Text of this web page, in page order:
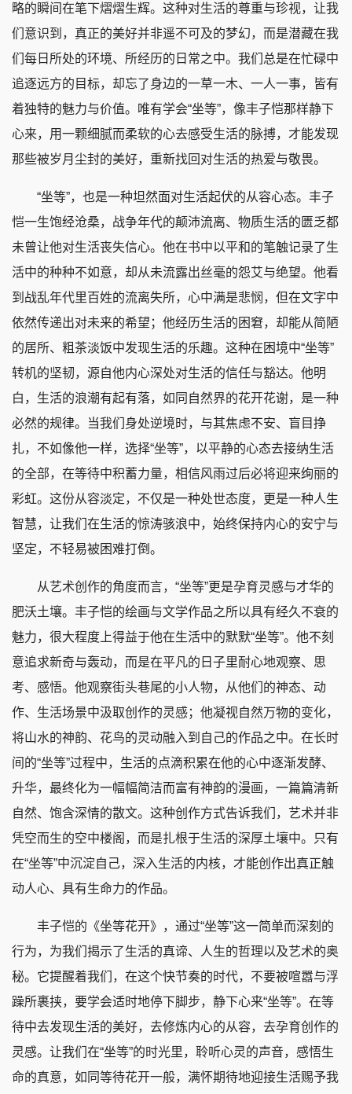
略的瞬间在笔下熠熠生辉。这种对生活的尊重与珍视，让我
们意识到，真正的美好并非遥不可及的梦幻，而是潜藏在我
们每日所处的环境、所经历的日常之中。我们总是在忙碌中
追逐远方的目标，却忘了身边的一草一木、一人一事，皆有
着独特的魅力与价值。唯有学会“坐等”，像丰子恺那样静下
心来，用一颗细腻而柔软的心去感受生活的脉搏，才能发现
那些被岁月尘封的美好，重新找回对生活的热爱与敬畏。
“坐等”，也是一种坦然面对生活起伏的从容心态。丰子
恺一生饱经沧桑，战争年代的颠沛流离、物质生活的匮乏都
未曾让他对生活丧失信心。他在书中以平和的笔触记录了生
活中的种种不如意，却从未流露出丝毫的怨艾与绝望。他看
到战乱年代里百姓的流离失所，心中满是悲悯，但在文字中
依然传递出对未来的希望；他经历生活的困窘，却能从简陋
的居所、粗茶淡饭中发现生活的乐趣。这种在困境中“坐等”
转机的坚韧，源自他内心深处对生活的信任与豁达。他明
白，生活的浪潮有起有落，如同自然界的花开花谢，是一种
必然的规律。当我们身处逆境时，与其焦虑不安、盲目挣
扎，不如像他一样，选择“坐等”，以平静的心态去接纳生活
的全部，在等待中积蓄力量，相信风雨过后必将迎来绚丽的
彩虹。这份从容淡定，不仅是一种处世态度，更是一种人生
智慧，让我们在生活的惊涛骇浪中，始终保持内心的安宁与
坚定，不轻易被困难打倒。
从艺术创作的角度而言，“坐等”更是孕育灵感与才华的
肥沃土壤。丰子恺的绘画与文学作品之所以具有经久不衰的
魅力，很大程度上得益于他在生活中的默默“坐等”。他不刻
意追求新奇与轰动，而是在平凡的日子里耐心地观察、思
考、感悟。他观察街头巷尾的小人物，从他们的神态、动
作、生活场景中汲取创作的灵感；他凝视自然万物的变化，
将山水的神韵、花鸟的灵动融入到自己的作品之中。在长时
间的“坐等”过程中，生活的点滴积累在他的心中逐渐发酵、
升华，最终化为一幅幅简洁而富有神韵的漫画，一篇篇清新
自然、饱含深情的散文。这种创作方式告诉我们，艺术并非
凭空而生的空中楼阁，而是扎根于生活的深厚土壤中。只有
在“坐等”中沉淀自己，深入生活的内核，才能创作出真正触
动人心、具有生命力的作品。
丰子恺的《坐等花开》，通过“坐等”这一简单而深刻的
行为，为我们揭示了生活的真谛、人生的哲理以及艺术的奥
秘。它提醒着我们，在这个快节奏的时代，不要被喧嚣与浮
躁所裹挟，要学会适时地停下脚步，静下心来“坐等”。在等
待中去发现生活的美好，去修炼内心的从容，去孕育创作的
灵感。让我们在“坐等”的时光里，聆听心灵的声音，感悟生
命的真意，如同等待花开一般，满怀期待地迎接生活赐予我